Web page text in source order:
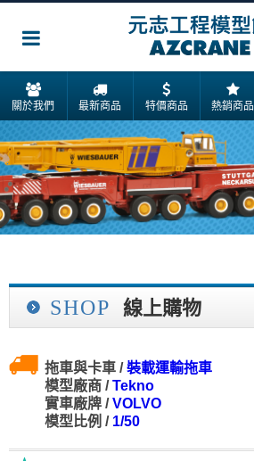
關於我們 最新商品 特價商品 熱銷商品
SHOP 線上購物
拖車與卡車 /裝載運輸拖車
模型廠商 /Tekno
實車廠牌 /VOLVO
模型比例 / 1/50